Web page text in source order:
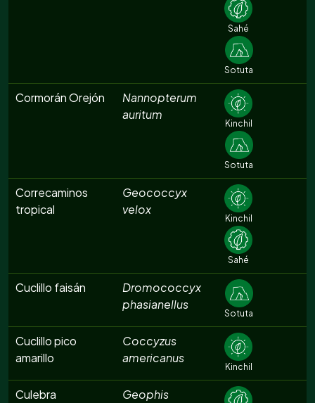
Sahé
Sotuta
Cormorán Orejón
Nannopterum
auritum
Kinchil
Sotuta
Correcaminos
tropical
Geococcyx
velox
Kinchil
Sahé
Cuclillo faisán
Dromococcyx
phasianellus
Sotuta
Cuclillo pico
amarillo
Coccyzus
americanus
Kinchil
Culebra
Geophis